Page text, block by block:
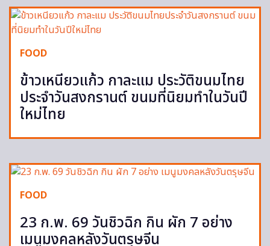
FOOD
ข้าวเหนียวแก้ว กาละแม ประวัติขนมไทย
ประจำวันสงกรานต์ ขนมที่นิยมทำในวันปี
ใหม่ไทย
FOOD
23 ก.พ. 69 วันชิวฉิก กิน ผัก 7 อย่าง
เมนูมงคลหลังวันตรุษจีน